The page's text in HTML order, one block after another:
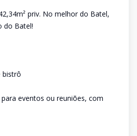
priv. No melhor do Batel,
do Batel!
bistrô
eventos ou reuniões, com